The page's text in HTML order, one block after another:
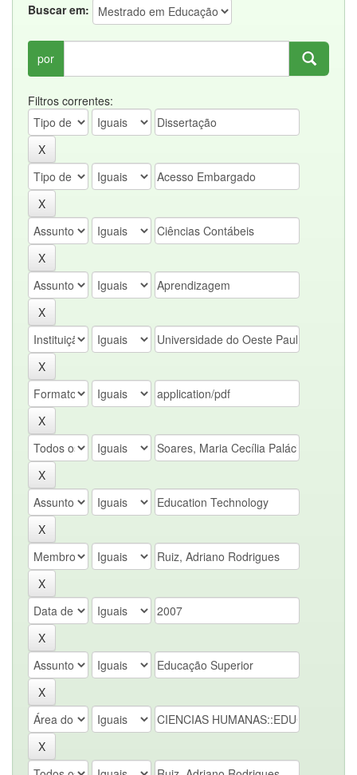
Buscar em:
por
Filtros correntes: